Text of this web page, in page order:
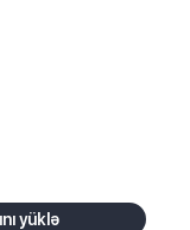
yüklə